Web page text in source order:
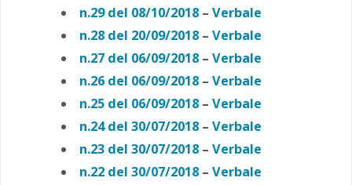
n.29 del 08/10/2018 –Verbale
n.28 del 20/09/2018 –Verbale
n.27 del 06/09/2018 –Verbale
n.26 del 06/09/2018 –Verbale
n.25 del 06/09/2018 –Verbale
n.24 del 30/07/2018 –Verbale
n.23 del 30/07/2018 –Verbale
n.22 del 30/07/2018 –Verbale